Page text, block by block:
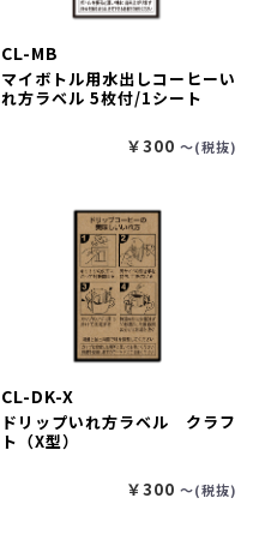
CL-MB
マイボトル用水出しコーヒーい
れ方ラベル 5枚付/1シート
￥300 〜(税抜)
CL-DK-X
ドリップいれ方ラベル クラフ
ト（X型）
￥300 〜(税抜)